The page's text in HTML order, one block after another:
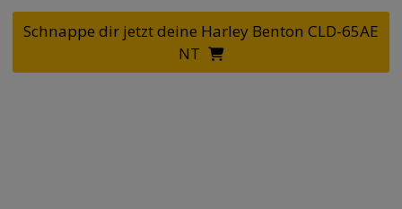
Schnappe dir jetzt deine Harley Benton CLD-65AE
NT